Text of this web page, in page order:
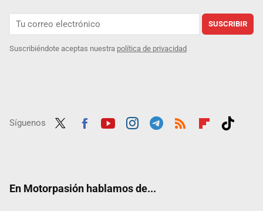
SUSCRIBIR
Suscribiéndote aceptas nuestra política de privacidad
Síguenos
En Motorpasión hablamos de...